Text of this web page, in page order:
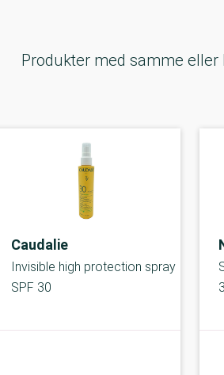
Produkter med samme
Caudalie
Invisible high protection spray
SPF 30